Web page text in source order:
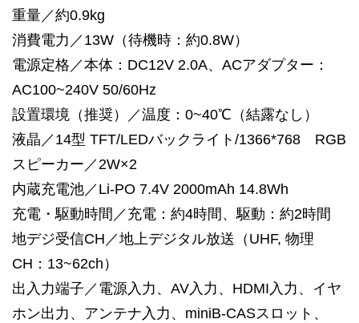
重量／約0.9kg
消費電力／13W（待機時：約0.8W）
電源定格／本体：DC12V 2.0A、ACアダプター：
AC100~240V 50/60Hz
設置環境（推奨）／温度：0~40℃（結露なし）
液晶／14型 TFT/LEDバックライト/1366*768 RGB
スピーカー／2W×2
内蔵充電池／Li-PO 7.4V 2000mAh 14.8Wh
充電・駆動時間／充電：約4時間、駆動：約2時間
地デジ受信CH／地上デジタル放送（UHF, 物理
CH：13~62ch）
出入力端子／電源入力、AV入力、HDMI入力、イヤ
ホン出力、アンテナ入力、miniB-CASスロット、